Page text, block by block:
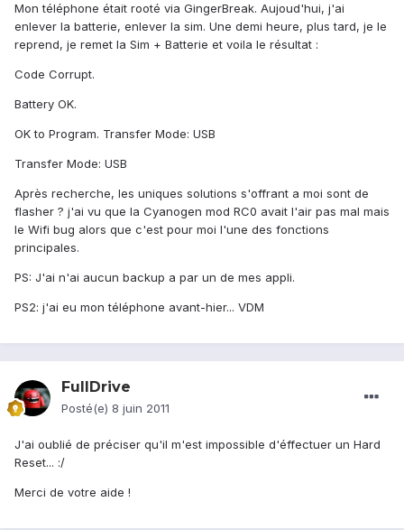
Mon téléphone était rooté via GingerBreak. Aujoud'hui, j'ai
enlever la batterie, enlever la sim. Une demi heure, plus tard, je le
reprend, je remet la Sim + Batterie et voila le résultat :
Code Corrupt.
Battery OK.
OK to Program. Transfer Mode: USB
Transfer Mode: USB
Après recherche, les uniques solutions s'offrant a moi sont de
flasher ? j'ai vu que la Cyanogen mod RC0 avait l'air pas mal mais
le Wifi bug alors que c'est pour moi l'une des fonctions
principales.
PS: J'ai n'ai aucun backup a par un de mes appli.
PS2: j'ai eu mon téléphone avant-hier... VDM
FullDrive
Posté(e) 8 juin 2011
J'ai oublié de préciser qu'il m'est impossible d'éffectuer un Hard
Reset... :/
Merci de votre aide !